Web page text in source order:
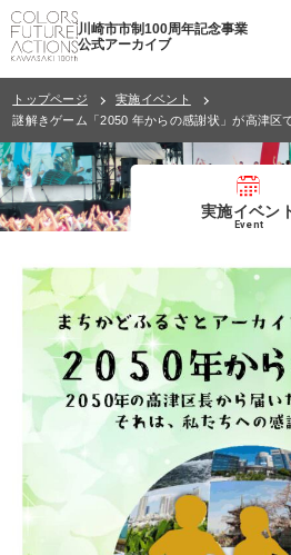
川崎市市制100周年記念事業
公式アーカイブ
トップページ
実施イベント
謎解きゲーム「2050 年からの感謝状」が高津区
実施イベン
Event